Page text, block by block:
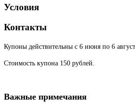
Условия
Контакты
Купоны действительны с 6 июня по 6
Стоимость купона 150 рублей.
Важные примечания